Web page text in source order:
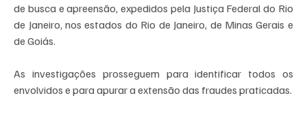
de busca e apreensão, expedidos pela Justiça Federal do Rio
de Janeiro, nos estados do Rio de Janeiro, de Minas Gerais e
de Goiás.
As investigações prosseguem para identificar todos os
envolvidos e para apurar a extensão das fraudes praticadas.